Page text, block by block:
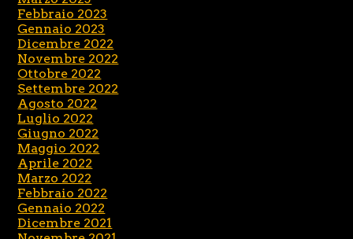
Febbraio 2023
Gennaio 2023
Dicembre 2022
Novembre 2022
Ottobre 2022
Settembre 2022
Agosto 2022
Luglio 2022
Giugno 2022
Maggio 2022
Aprile 2022
Marzo 2022
Febbraio 2022
Gennaio 2022
Dicembre 2021